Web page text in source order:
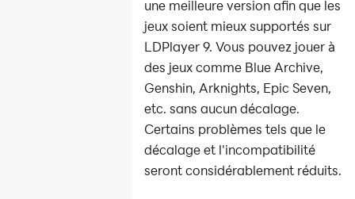
une meilleure version afin que les
jeux soient mieux supportés sur
LDPlayer 9. Vous pouvez jouer à
des jeux comme Blue Archive,
Genshin, Arknights, Epic Seven,
etc. sans aucun décalage.
Certains problèmes tels que le
décalage et l'incompatibilité
seront considérablement réduits.